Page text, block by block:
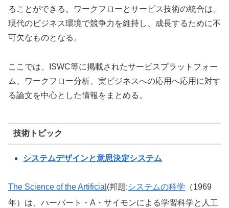
ることができる。ワークフローとサービス技術の統合は、
現代のビジネス環境で競争力を維持し、成長するために不
可欠なものとなる。
ここでは、ISWC等に掲載されたサービスプラットフォー
ム、ワークフロー分析、実ビジネスへの応用へ応用に対す
る論文を中心とした情報をまとめる。
技術トピック
システムデザインと意思決定システム
The Science of the Artificial (邦題:システムの科学 （1969
年） は、ハーバート・A・サイモンによる学習科学と 人工